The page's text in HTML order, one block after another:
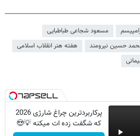
مسعود شجاعی طباطبایی
حسین نیرومند
هفته هنر انقلاب اسلامی
پرکاربردترین چراغ شارژی 2026
که شگفت زده ات میکنه 💡😍